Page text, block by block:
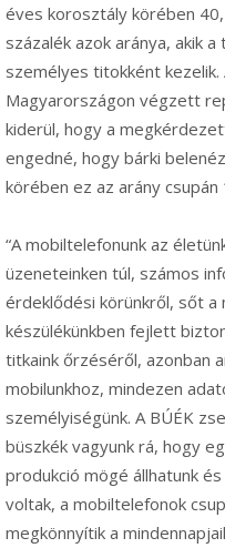
éves korosztály körében
százalék azok aránya, akik
személyes titokként kezelik.
Magyarországon végzett
kiderül, hogy a
engedné, hogy bárki
körében ez az arány csupán
“A mobiltelefonunk az
üzeneteinken túl, számos
érdeklődési körünkről, sőt a
készülékünkben fejlett
titkaink őrzéséről, azonban
mobilunkhoz, mindezen
személyiségünk. A BÚÉK
büszkék vagyunk rá, hogy
produkció mögé állhatunk
voltak, a mobiltelefonok
megkönnyítik a